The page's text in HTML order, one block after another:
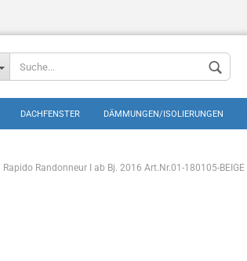
DACHFENSTER DÄMMUNGEN/ISOLIERUNGEN
Rapido Randonneur I ab Bj. 2016 Art.Nr.01-180105-BEIGE